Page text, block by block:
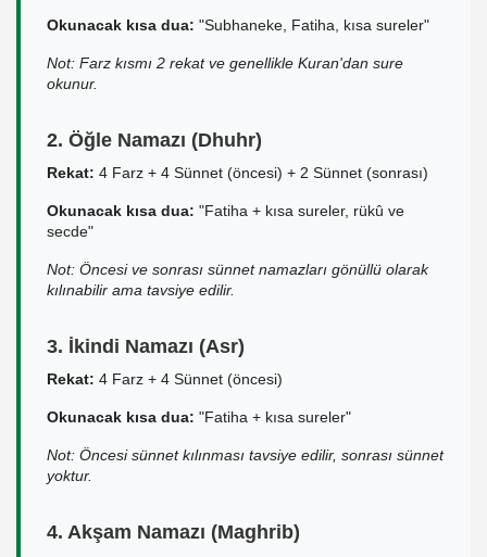
Okunacak kısa dua: "Subhaneke, Fatiha, kısa sureler"
Not: Farz kısmı 2 rekat ve genellikle Kuran'dan sure
okunur.
2. Öğle Namazı (Dhuhr)
Rekat: 4 Farz + 4 Sünnet (öncesi) + 2 Sünnet (sonrası)
Okunacak kısa dua: "Fatiha + kısa sureler, rükû ve
secde"
Not: Öncesi ve sonrası sünnet namazları gönüllü olarak
kılınabilir ama tavsiye edilir.
3. İkindi Namazı (Asr)
Rekat: 4 Farz + 4 Sünnet (öncesi)
Okunacak kısa dua: "Fatiha + kısa sureler"
Not: Öncesi sünnet kılınması tavsiye edilir, sonrası sünnet
yoktur.
4. Akşam Namazı (Maghrib)